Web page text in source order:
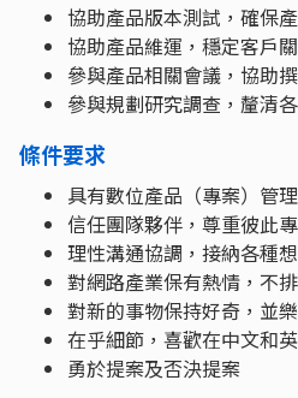
協助產品版本測試，確保
協助產品維運，穩定客戶
參與產品相關會議，協助
參與規劃研究調查，釐清
條件要求
具有數位產品（專案）管
信任團隊夥伴，尊重彼此
理性溝通協調，接納各種
對網路產業保有熱情，不
對新的事物保持好奇，並
在乎細節，喜歡在中文和
勇於提案及否決提案